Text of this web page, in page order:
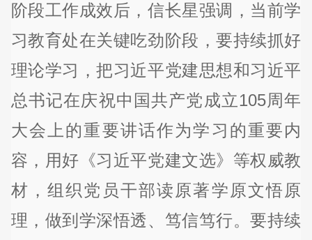
阶段工作成效后，信长星强调，当前学
习教育处在关键吃劲阶段，要持续抓好
理论学习，把习近平党建思想和习近平
总书记在庆祝中国共产党成立105周年
大会上的重要讲话作为学习的重要内
容，用好《习近平党建文选》等权威教
材，组织党员干部读原著学原文悟原
理，做到学深悟透、笃信笃行。要持续